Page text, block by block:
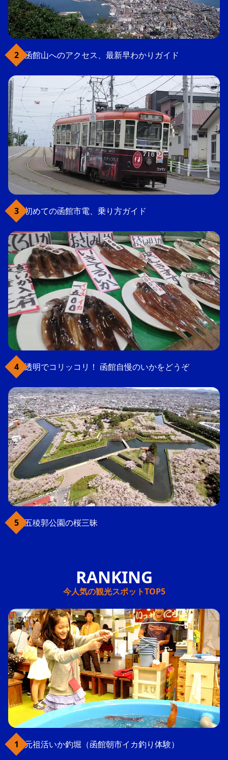
函館山へのアクセス、最新早わかりガイド
初めての函館市電、乗り方ガイド
透明でコリッコリ！ 函館自慢のいかをどうぞ
五稜郭公園の桜三昧
今人気の観光スポットTOP5
元祖活いか釣堀（函館朝市イカ釣り体験）